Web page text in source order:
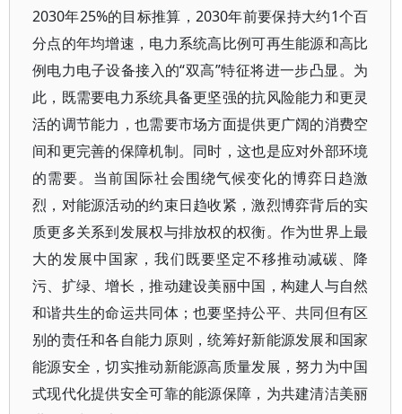
2030年25%的目标推算，2030年前要保持大约1个百
分点的年均增速，电力系统高比例可再生能源和高比
例电力电子设备接入的“双高”特征将进一步凸显。为
此，既需要电力系统具备更坚强的抗风险能力和更灵
活的调节能力，也需要市场方面提供更广阔的消费空
间和更完善的保障机制。同时，这也是应对外部环境
的需要。当前国际社会围绕气候变化的博弈日趋激
烈，对能源活动的约束日趋收紧，激烈博弈背后的实
质更多关系到发展权与排放权的权衡。作为世界上最
大的发展中国家，我们既要坚定不移推动减碳、降
污、扩绿、增长，推动建设美丽中国，构建人与自然
和谐共生的命运共同体；也要坚持公平、共同但有区
别的责任和各自能力原则，统筹好新能源发展和国家
能源安全，切实推动新能源高质量发展，努力为中国
式现代化提供安全可靠的能源保障，为共建清洁美丽